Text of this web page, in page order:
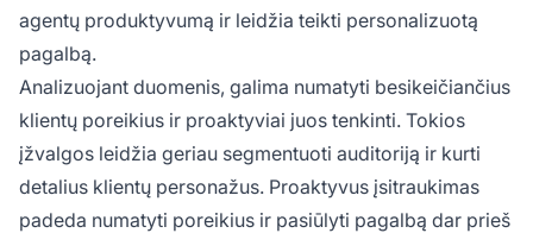
agentų produktyvumą ir leidžia teikti personalizuotą
pagalbą.
Analizuojant duomenis, galima numatyti besikeičiančius
klientų poreikius ir proaktyviai juos tenkinti. Tokios
įžvalgos leidžia geriau segmentuoti auditoriją ir kurti
detalius klientų personažus. Proaktyvus įsitraukimas
padeda numatyti poreikius ir pasiūlyti pagalbą dar prieš